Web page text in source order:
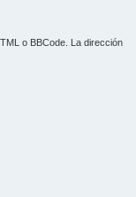
o BBCode. La dirección